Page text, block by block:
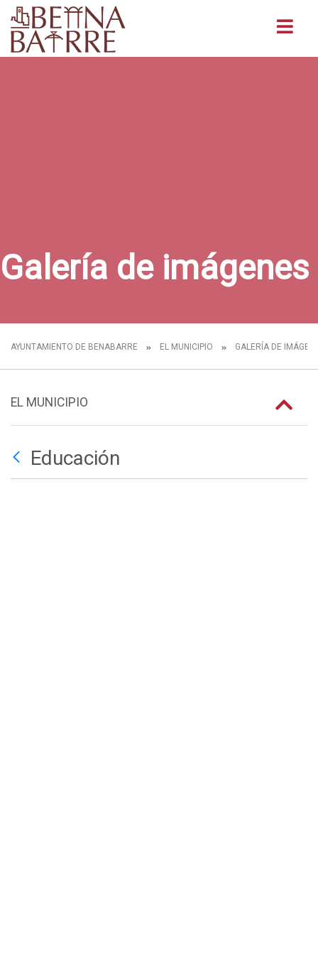
Galería de imágenes
AYUNTAMIENTO DE BENABARRE EL MUNICIPIO GALERÍA DE
EL MUNICIPIO
Educación